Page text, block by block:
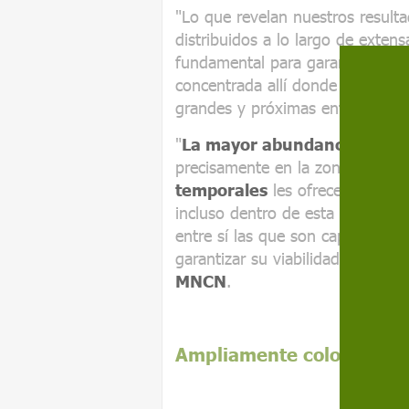
"Lo que revelan nuestros
distribuidos a lo largo de
fundamental para garantizar su
concentrada allí donde aún se
grandes y próximas entre sí",
"La mayor abundancia de
precisamente en la zona norte
temporales les ofrece un
incluso dentro de esta zona,
entre sí las que son capaces de
garantizar su viabilidad", explica
MNCN.
Ampliamente